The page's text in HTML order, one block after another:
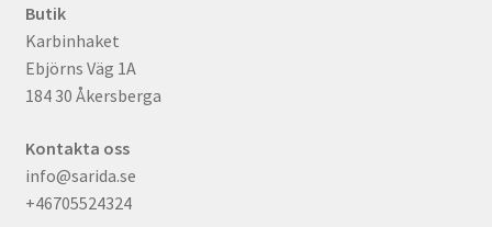
Butik
Karbinhaket
Ebjörns Väg 1A
184 30 Åkersberga
Kontakta oss
info@sarida.se
+46705524324